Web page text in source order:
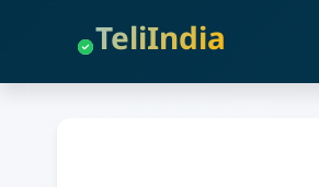
TeliIndia